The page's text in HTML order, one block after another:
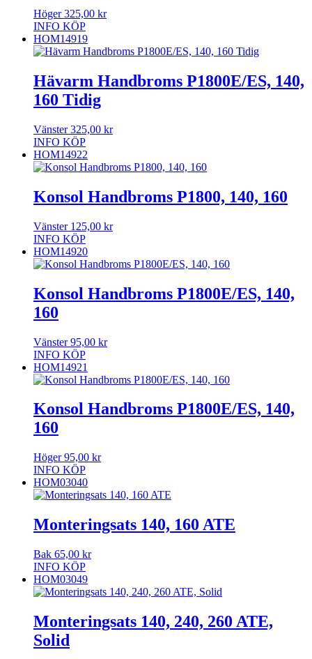
Höger 325,00 kr
INFO KÖP
HOM14919
Hävarm Handbroms P1800E/ES, 140,
160 Tidig
Vänster 325,00 kr
INFO KÖP
HOM14922
Konsol Handbroms P1800, 140, 160
Vänster 125,00 kr
INFO KÖP
HOM14920
Konsol Handbroms P1800E/ES, 140,
160
Vänster 95,00 kr
INFO KÖP
HOM14921
Konsol Handbroms P1800E/ES, 140,
160
Höger 95,00 kr
INFO KÖP
HOM03040
Monteringsats 140, 160 ATE
Bak 65,00 kr
INFO KÖP
HOM03049
Monteringsats 140, 240, 260 ATE,
Solid